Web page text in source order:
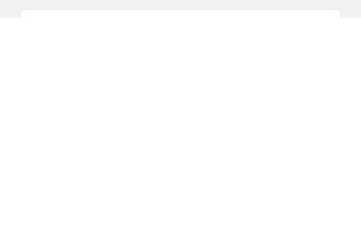
Skriv inn din e-postadresse